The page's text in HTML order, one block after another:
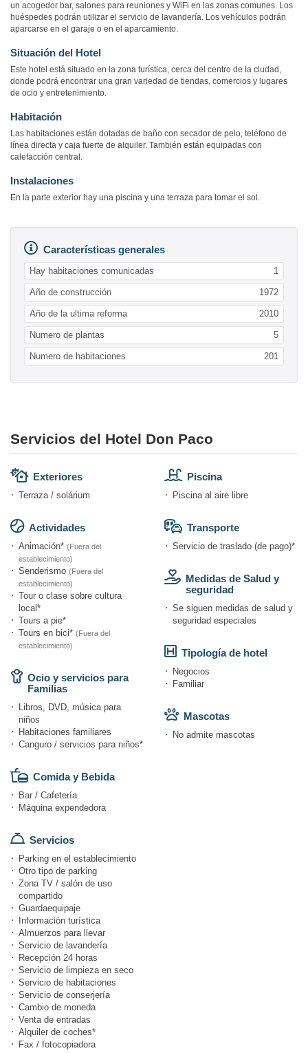
un acogedor bar, salones para reuniones y WiFi en las zonas comunes. Los
huéspedes podrán utilizar el servicio de lavandería. Los vehículos podrán
aparcarse en el garaje o en el aparcamiento.
Situación del Hotel
Este hotel está situado en la zona turística, cerca del centro de la ciudad,
donde podrá encontrar una gran variedad de tiendas, comercios y lugares
de ocio y entretenimiento.
Habitación
Las habitaciones están dotadas de baño con secador de pelo, teléfono de
línea directa y caja fuerte de alquiler. También están equipadas con
calefacción central.
Instalaciones
En la parte exterior hay una piscina y una terraza para tomar el sol.
Características generales
Hay habitaciones comunicadas 1
Año de construcción 1972
Año de la ultima reforma 2010
Numero de plantas 5
Numero de habitaciones 201
Servicios del Hotel Don Paco
Exteriores
Terraza / solárium
Actividades
Animación* (Fuera del
establecimiento)
Senderismo (Fuera del
establecimiento)
Tour o clase sobre cultura
local*
Tours a pie*
Tours en bici* (Fuera del
establecimiento)
Ocio y servicios para
Familias
Libros, DVD, música para
niños
Habitaciones familiares
Canguro / servicios para niños*
Comida y Bebida
Bar / Cafetería
Máquina expendedora
Servicios
Parking en el establecimiento
Otro tipo de parking
Zona TV / salón de uso
compartido
Guardaequipaje
Información turística
Almuerzos para llevar
Servicio de lavandería
Recepción 24 horas
Servicio de limpieza en seco
Servicio de habitaciones
Servicio de conserjería
Cambio de moneda
Venta de entradas
Alquiler de coches*
Fax / fotocopiadora
Piscina
Piscina al aire libre
Transporte
Servicio de traslado (de pago)*
Medidas de Salud y
seguridad
Se siguen medidas de salud y
seguridad especiales
Tipología de hotel
Negocios
Familiar
Mascotas
No admite mascotas